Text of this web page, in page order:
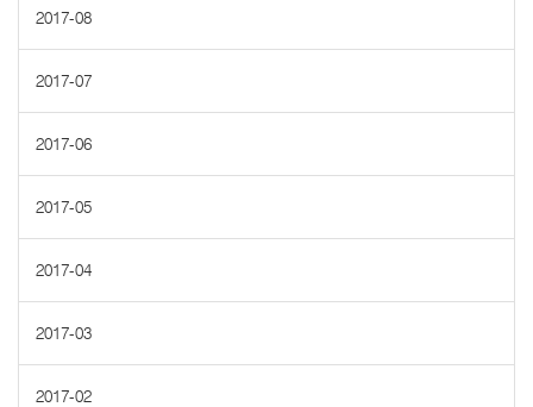
2017-08
2017-07
2017-06
2017-05
2017-04
2017-03
2017-02